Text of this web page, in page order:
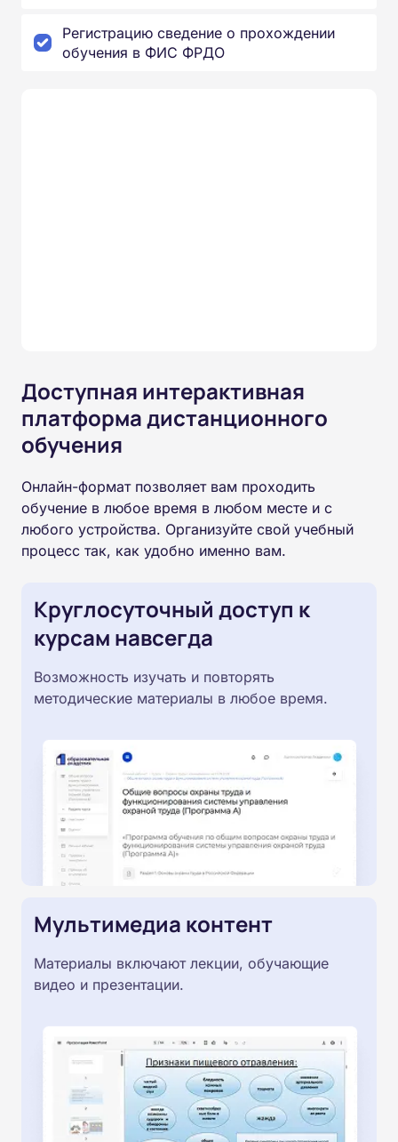
Регистрацию сведение о прохождении
обучения в ФИС ФРДО
Доступная интерактивная
платформа дистанционного
обучения
Онлайн-формат позволяет вам проходить
обучение в любое время в любом месте и с
любого устройства. Организуйте свой учебный
процесс так, как удобно именно вам.
Круглосуточный доступ к
курсам навсегда
Возможность изучать и повторять
методические материалы в любое время.
Мультимедиа контент
Материалы включают лекции, обучающие
видео и презентации.